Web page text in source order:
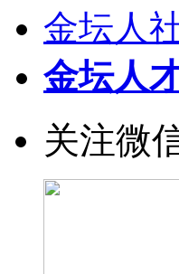
金坛人
金坛人
关注微